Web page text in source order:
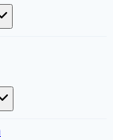
Toggle
Toggle